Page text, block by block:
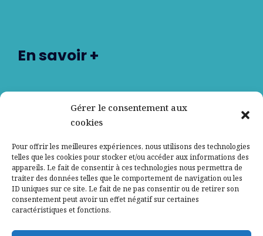
Gérer le consentement aux
cookies
Pour offrir les meilleures expériences, nous utilisons des technologies
telles que les cookies pour stocker et/ou accéder aux informations des
appareils. Le fait de consentir à ces technologies nous permettra de
traiter des données telles que le comportement de navigation ou les
ID uniques sur ce site. Le fait de ne pas consentir ou de retirer son
consentement peut avoir un effet négatif sur certaines
caractéristiques et fonctions.
En savoir +
Nos partenaires
Contactez-nous
Mentions légales